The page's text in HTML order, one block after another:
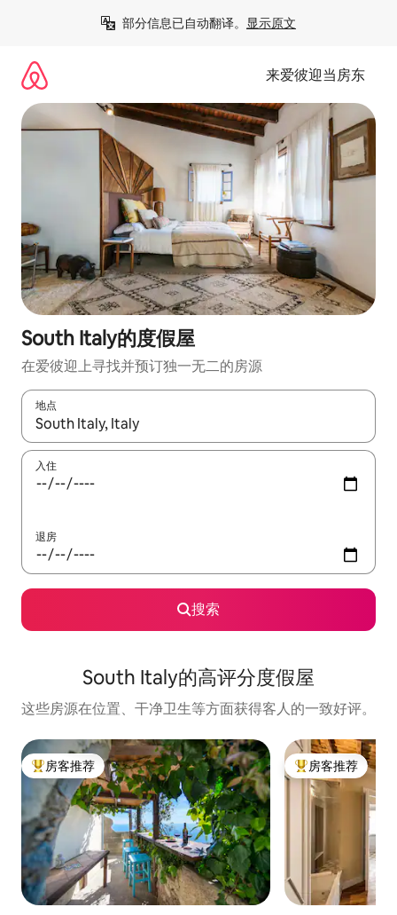
部分信息已自动翻译。 显示原文
来爱彼迎当房东
South Italy的度假屋
在爱彼迎上寻找并预订独一无二的房源
地点
如有搜索结果，请使用上下方向键查看，或通过点击或滑动手势
入住
退房
搜索
South Italy的高评分度假屋
这些房源在位置、干净卫生等方面获得客人的一致好评。
热门「房客推荐」
房客推荐 热门「房客推荐」
房客推荐